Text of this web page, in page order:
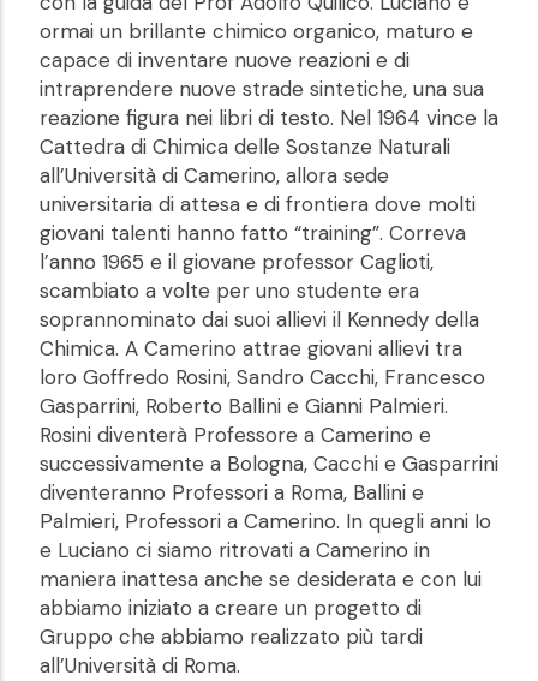
ormai un brillante chimico organico, maturo e
capace di inventare nuove reazioni e di
intraprendere nuove strade sintetiche, una sua
reazione figura nei libri di testo. Nel 1964 vince la
Cattedra di Chimica delle Sostanze Naturali
all’Università di Camerino, allora sede
universitaria di attesa e di frontiera dove molti
giovani talenti hanno fatto “training”. Correva
l’anno 1965 e il giovane professor Caglioti,
scambiato a volte per uno studente era
soprannominato dai suoi allievi il Kennedy della
Chimica. A Camerino attrae giovani allievi tra
loro Goffredo Rosini, Sandro Cacchi, Francesco
Gasparrini, Roberto Ballini e Gianni Palmieri.
Rosini diventerà Professore a Camerino e
successivamente a Bologna, Cacchi e Gasparrini
diventeranno Professori a Roma, Ballini e
Palmieri, Professori a Camerino. In quegli anni Io
e Luciano ci siamo ritrovati a Camerino in
maniera inattesa anche se desiderata e con lui
abbiamo iniziato a creare un progetto di
Gruppo che abbiamo realizzato più tardi
all’Università di Roma.